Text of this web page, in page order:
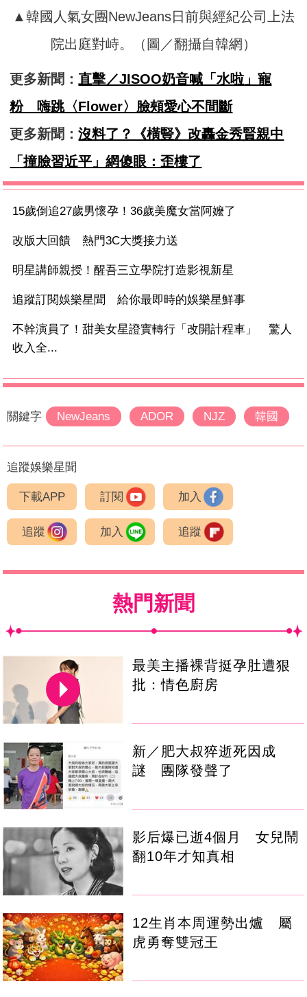
▲韓國人氣女團NewJeans日前與經紀公司上法
院出庭對峙。（圖／翻攝自韓網）
更多新聞：直擊／JISOO奶音喊「水啦」寵
粉 嗨跳〈Flower〉臉頰愛心不間斷
更多新聞：沒料了？《橫豎》改轟金秀賢親中
「撞臉習近平」網傻眼：歪樓了
15歲倒追27歲男懷孕！36歲美魔女當阿嬤了
改版大回饋 熱門3C大獎接力送
明星講師親授！醒吾三立學院打造影視新星
追蹤訂閱娛樂星聞 給你最即時的娛樂星鮮事
不幹演員了！甜美女星證實轉行「改開計程車」 驚人
收入全...
關鍵字 NewJeans ADOR NJZ 韓國
追蹤娛樂星聞
下載APP 訂閱 加入
追蹤 加入 追蹤
熱門新聞
最美主播裸背挺孕肚遭狠
批：情色廚房
新／肥大叔猝逝死因成
謎 團隊發聲了
影后爆已逝4個月 女兒鬧
翻10年才知真相
12生肖本周運勢出爐 屬
虎勇奪雙冠王